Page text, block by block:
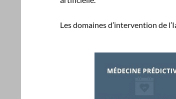
Les domaines d’intervention de